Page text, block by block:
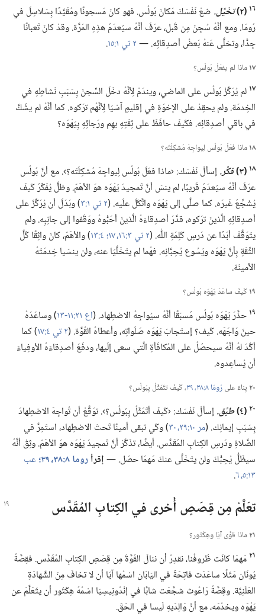
١٦ ‏(‏٢)‏ تخَيَّل.‏ ضعْ نَفْسَكَ مَكانَ بُولُس.‏ فهو كانَ مَسجونًا ومُقَيَّدًا بِسَلاسِلَ في
رُومَا.‏ ومع أنَّهُ سُجِنَ مِن قَبل،‏ عرَفَ أنَّهُ سيُعدَمُ هذِهِ المَرَّة.‏ وقدْ كانَ تَعبانًا
جِدًّا،‏ وتخلَّى عَنهُ بَعضُ أصدِقائِه.‏ —‏٢ تي ١:‏١٥ ‏.‏
١٧ماذا لم يفعَلْ بُولُس؟‏
١٧ لم يُرَكِّزْ بُولُس على الماضي،‏ ويندَمْ لِأنَّهُ دخَلَ السِّجنَ بِسَبَبِ نَشاطِهِ في
الخِدمَة.‏ ولم يحقِدْ على الإخوَةِ في إقليمِ آسْيَا لِأنَّهُم ترَكوه.‏ كما أنَّهُ لم يشُكَّ
في باقي أصدِقائِه.‏ فكَيفَ حافَظَ على ثِقَتِهِ بهِم ورَجائِهِ بِيَهْوَه؟‏
١٨ماذا فعَلَ بُولُس لِيواجِهَ مُشكِلَتَه؟‏
١٨ ‏(‏٣)‏ فكِّر.‏ إسألْ نَفْسَك:‏ ‹ماذا فعَلَ بُولُس لِيواجِهَ مُشكِلَتَه؟‏›.‏ مع أنَّ بُولُس
عرَفَ أنَّهُ سيُعدَمُ قَريبًا،‏ لم ينسَ أنَّ تَمجيدَ يَهْوَه هوَ الأهَمّ.‏ وظلَّ يُفَكِّرُ كَيفَ
يُشَجِّعُ غَيرَه.‏ كما صلَّى إلى يَهْوَه واتَّكَلَ علَيه.‏ (‏٢ تي ١:‏٣
‏)‏ وبَدَلَ أن يُرَكِّزَ على
أصدِقائِهِ الَّذينَ ترَكوه،‏ قدَّرَ أصدِقاءَهُ الَّذينَ أحَبُّوهُ ووَقَفوا إلى جانِبِه.‏ ولم
يتَوَقَّفْ أبَدًا عن دَرسِ كَلِمَةِ اللّٰه.‏ (‏٢ تي ٣:‏١٦،‏ ١٧؛‏
‏)‏ والأهَمّ،‏ كانَ واثِقًا كُلَّ
الثِّقَةِ بِأنَّ يَهْوَه ويَسُوع يُحِبَّانِه.‏ فهُما لم يتَخَلَّيَا عنه،‏ ولن ينسَيا خِدمَتَهُ
الأمينَة.‏
١٩كَيفَ ساعَدَ يَهْوَه بُولُس؟‏
١٩ حذَّرَ يَهْوَه بُولُس مُسبَقًا أنَّهُ سيُواجِهُ الاضطِهاد.‏ (‏اع ٢١:‏١١-‏١٣
‏)‏ وساعَدَهُ
حينَ وَاجَهَه.‏ كَيف؟‏ إستَجابَ يَهْوَه صَلَواتِه،‏ وأعطاهُ القُوَّة.‏ (‏٢ تي ٤:‏١٧
‏)‏ كما
أكَّدَ لهُ أنَّهُ سيحصُلُ على المُكافَأةِ الَّتي سعى إلَيها،‏ ودفَعَ أصدِقاءَهُ الأوفِياءَ
أن يُساعِدوه.‏
٢٠ بِناءً علىرُومَا ٨:‏٣٨،‏ ٣٩
‏،‏ كَيفَ تتَمَثَّلُ بِبُولُس؟‏
٢٠ ‏(‏٤)‏ طبِّق.‏ إسألْ نَفْسَك:‏ ‹كَيفَ أتَمَثَّلُ بِبُولُس؟‏›.‏ توَقَّعْ أن تُواجِهَ الاضطِهادَ
بِسَبَبِ إيمانِك.‏ (‏مر ١٠:‏٢٩،‏ ٣٠
‏)‏ وكَي تبقى أمينًا تَحتَ الاضطِهاد،‏ استَمِرَّ في
الصَّلاةِ ودَرسِ الكِتابِ المُقَدَّس.‏ أيضًا،‏ تذَكَّرْ أنَّ تَمجيدَ يَهْوَه هوَ الأهَمّ.‏ وثِقْ أنَّهُ
سيظَلُّ يُحِبُّكَ ولن يتَخَلَّى عنكَ مَهمَا حصَل.‏ —‏إقرأروما ٨:‏٣٨،‏ ٣٩؛‏
عب
١٣:‏٥،‏ ٦
‏.‏
تعَلَّمْ مِن قِصَصٍ أُخرى في الكِتابِ المُقَدَّس
٢١ماذا قوَّى آيَا وهِكْتُور؟‏
٢١ مَهمَا كانَت ظُروفُنا،‏ نقدِرُ أن ننالَ القُوَّةَ مِن قِصَصِ الكِتابِ المُقَدَّس.‏ فقِصَّةُ
يُونَان مَثَلًا ساعَدَت فاتِحَةً في اليَابَان اسْمُها آيَا أن لا تخافَ مِنَ الشَّهادَةِ
العَلَنِيَّة.‏ وقِصَّةُ رَاعُوث شجَّعَت شابًّا في إنْدُونِيسِيَا اسْمُهُ هِكْتُور أن يتَعَلَّمَ عن
يَهْوَه ويخدُمَه،‏ مع أنَّ وَالِدَيهِ لَيسا في الحَقّ.‏